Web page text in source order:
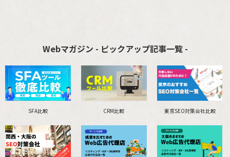
Webマガジン - ピックアップ記事一覧 -
SFA比較 CRM比較 東京SEO対策会社比較